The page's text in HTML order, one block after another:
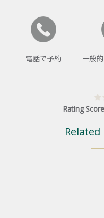
電話で予約 一般
Rating